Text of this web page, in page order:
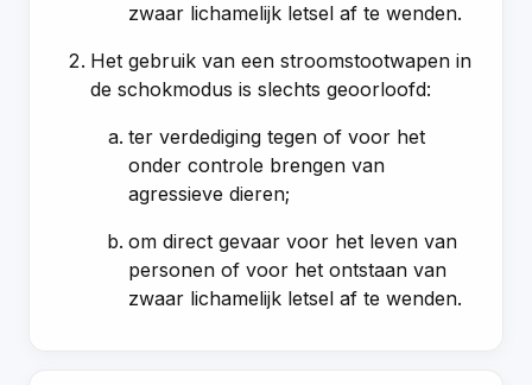
zwaar lichamelijk letsel af te wenden.
Het gebruik van een stroomstootwapen in
de schokmodus is slechts geoorloofd:
ter verdediging tegen of voor het
onder controle brengen van
agressieve dieren;
om direct gevaar voor het leven van
personen of voor het ontstaan van
zwaar lichamelijk letsel af te wenden.